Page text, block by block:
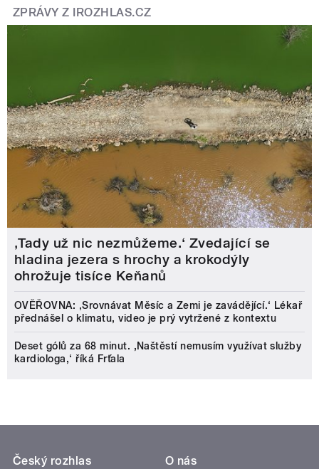
ZPRÁVY Z IROZHLAS.CZ
‚Tady už nic nezmůžeme.‘ Zvedající se
hladina jezera s hrochy a krokodýly
ohrožuje tisíce Keňanů
OVĚŘOVNA: ‚Srovnávat Měsíc a Zemi je zavádějící.‘ Lékař
přednášel o klimatu, video je prý vytržené z kontextu
Deset gólů za 68 minut. ,Naštěstí nemusím využívat služby
kardiologa,‘ říká Frťala
Český rozhlas
O nás